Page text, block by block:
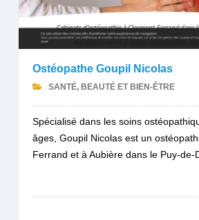
Ostéopathe Goupil Nicolas
SANTÉ, BEAUTÉ ET BIEN-ÊTRE
Spécialisé dans les soins
âges, Goupil Nicolas est un
Ferrand et à Aubière dans le Puy-de-